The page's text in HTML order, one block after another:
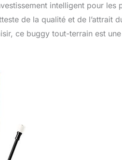
intelligent pour les
de la qualité et de l’attrait
ce buggy tout-terrain est